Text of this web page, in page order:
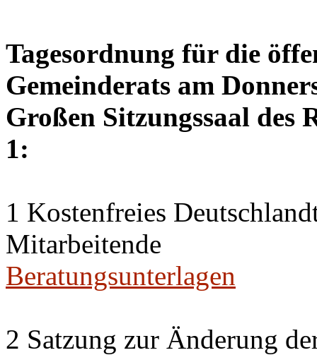
Tagesordnung für die
Gemeinderats am
Großen Sitzungssaal des
1:
1 Kostenfreies
Mitarbeitende
Beratungsunterlagen
2 Satzung zur Änderung